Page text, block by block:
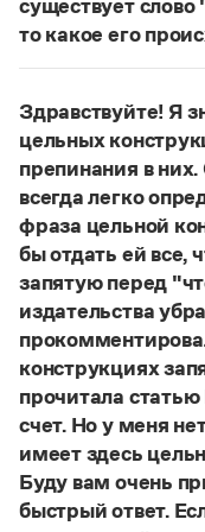
Словари русского
Справочники
Правила русской
для школьников
Письмовник
Справочник по
Словарь-справочник
Справочник по
Словарь-справочник
Все справочники
Журнал
Новости и события
Управление в
Словарь
Правила
(1956)
существует
то какое его
Нет, не
Страница ответа
Здравствуйте! Я
цельных
препинания в
всегда легко
фраза цельной
бы отдать ей все,
запятую перед
издательства
конструкциях
прочитала статью
счет. Но у меня
имеет здесь
Буду вам очень
быстрый ответ.